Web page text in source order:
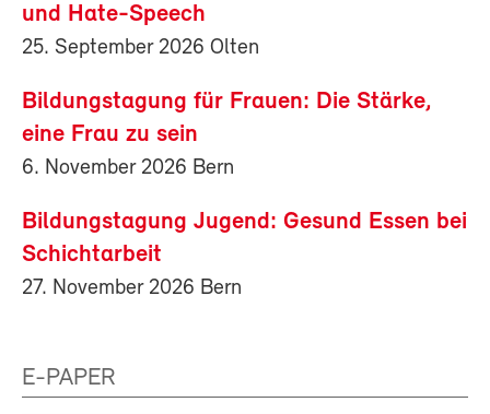
und Hate-Speech
25. September 2026 Olten
Bildungstagung für Frauen: Die Stärke,
eine Frau zu sein
6. November 2026 Bern
Bildungstagung Jugend: Gesund Essen bei
Schichtarbeit
27. November 2026 Bern
E-PAPER